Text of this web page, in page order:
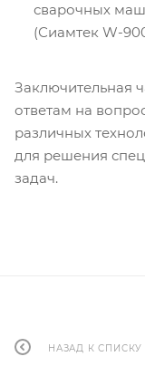
сварочных
(Сиамтек W-
Заключительная
ответам на
различных
для решения
задач.
НАЗАД К СПИСКУ